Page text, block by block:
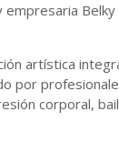
artística
por
corporal,